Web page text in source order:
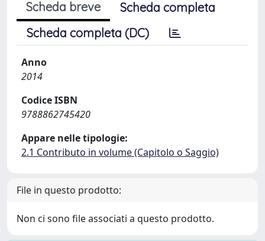
Scheda breve
Scheda completa
Scheda completa (DC)
Anno
2014
Codice ISBN
9788862745420
Appare nelle tipologie:
2.1 Contributo in volume (Capitolo o Saggio)
File in questo prodotto:
Non ci sono file associati a questo prodotto.